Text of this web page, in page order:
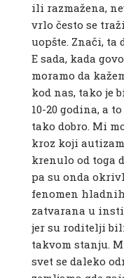
ili razmažena,
vrlo često se
uopšte. Znači, ta
E sada, kada
moramo da
kod nas, tako je
10-20 godina, a
tako dobro. Mi
kroz koji
krenulo od toga
pa su onda
fenomen
zatvarana u
jer su roditelji
takvom stanju.
svet se daleko